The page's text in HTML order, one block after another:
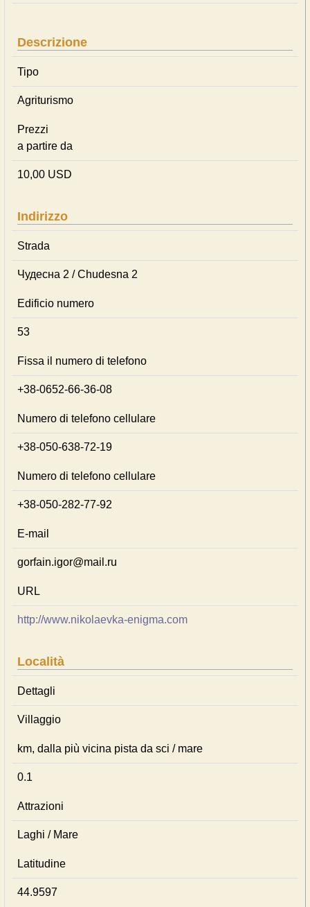
Descrizione
Tipo
Agriturismo
Prezzi
a partire da
10,00 USD
Indirizzo
Strada
Чудесна 2 / Chudesna 2
Edificio numero
53
Fissa il numero di telefono
+38-0652-66-36-08
Numero di telefono cellulare
+38-050-638-72-19
Numero di telefono cellulare
+38-050-282-77-92
E-mail
gorfain.igor@mail.ru
URL
http://www.nikolaevka-enigma.com
Località
Dettagli
Villaggio
km, dalla più vicina pista da sci / mare
0.1
Attrazioni
Laghi / Mare
Latitudine
44.9597